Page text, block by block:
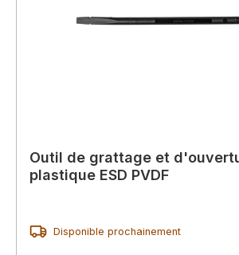
Outil de grattage et
plastique ESD PVDF
Disponible prochainement